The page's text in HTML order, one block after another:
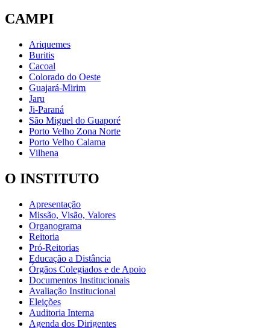
CAMPI
Ariquemes
Buritis
Cacoal
Colorado do Oeste
Guajará-Mirim
Jaru
Ji-Paraná
São Miguel do Guaporé
Porto Velho Zona Norte
Porto Velho Calama
Vilhena
O INSTITUTO
Apresentação
Missão, Visão, Valores
Organograma
Reitoria
Pró-Reitorias
Educação a Distância
Órgãos Colegiados e de Apoio
Documentos Institucionais
Avaliação Institucional
Eleições
Auditoria Interna
Agenda dos Dirigentes